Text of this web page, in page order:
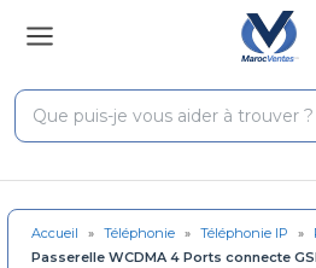
Accueil » Téléphonie » Téléphonie IP »
Passerelle WCDMA 4 Ports connecte